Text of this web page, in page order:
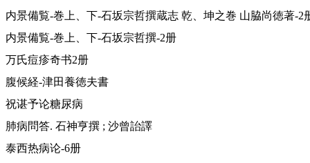
内景備覧-巻上、下-石坂宗哲撰蔵志 乾、坤之巻 山脇尚徳著-2
内景備覧-巻上、下-石坂宗哲撰-2册
万氏痘疹奇书2册
腹候経-津田養徳夫書
祝谌予论糖尿病
肺病問答. 石神亨撰 ; 沙曾詒譯
泰西热病论-6册